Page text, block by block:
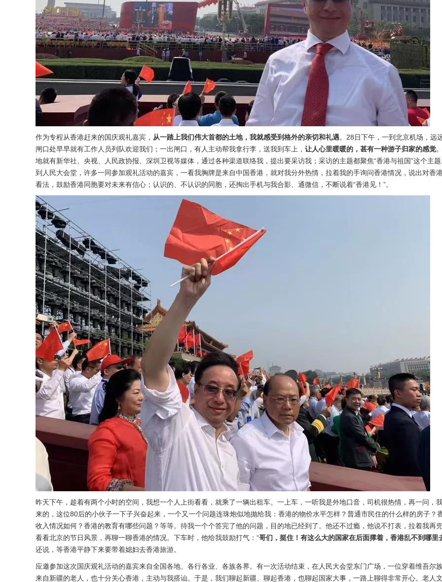
作为专程从香港赶来的国庆观礼嘉宾， 从一踏上我们伟大首都的土地，我就感受到格外的亲切和礼遇。28日下午，一到北京机场，远
闸口处早早就有工作人员列队欢迎我们；一出闸口，有人主动帮我拿行李，送我到车上， 让人心里暖暖的，甚有一种游子归家的感觉
地就有新华社、央视、人民政协报、深圳卫视等媒体，通过各种渠道联络我，提出要采访我；采访的主题都聚焦“香港与祖国”这个主
到人民大会堂，许多一同参加观礼活动的嘉宾，一看我胸牌是来自中国香港，就对我分外热情，拉着我的手询问香港情况，说出对香
看法，鼓励香港同胞要对未来有信心；认识的、不认识的同胞，还掏出手机与我合影、通微信，不断说着“香港见！”。
昨天下午，趁着有两个小时的空间，我想一个人上街看看，就乘了一辆出租车。一上车，一听我是外地口音，司机很热情，再一问，
来的，这位80后的小伙子一下子兴奋起来，一个又一个问题连珠炮似地抛给我：香港的物价水平怎样？普通市民住的什么样的房子？
收入情况如何？香港的教育有哪些问题？等等。待我一个个答完了他的问题，目的地已经到了。他还不过瘾，他说不打表，拉着我再
看看北京的节日风景，再聊一聊香港的情况。下车时，他给我鼓励打气：“哥们，挺住！有这么大的国家在后面撑着，香港乱不到哪里
还说，等香港平静下来要带着媳妇去香港旅游。
应邀参加这次国庆观礼活动的嘉宾来自全国各地、各行各业、各族各界。有一次活动结束，在人民大会堂东门广场，一位穿着维吾尔
来自新疆的老人，也十分关心香港，主动与我搭讪。于是，我们聊起新疆、聊起香港，也聊起国家大事，一路上聊得非常开心。老人